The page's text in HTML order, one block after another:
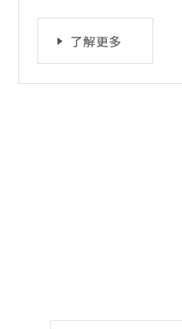
了解更多